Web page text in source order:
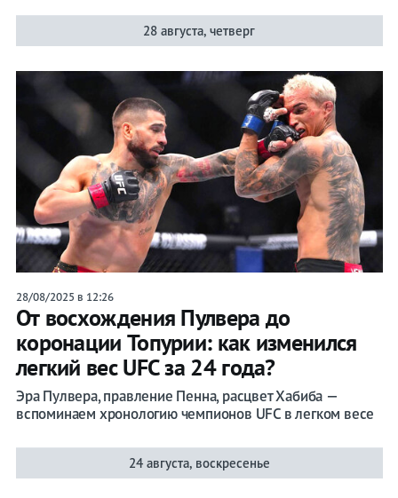
28 августа, четверг
28/08/2025 в 12:26
От восхождения Пулвера до
коронации Топурии: как изменился
легкий вес UFC за 24 года?
Эра Пулвера, правление Пенна, расцвет Хабиба —
вспоминаем хронологию чемпионов UFC в легком весе
24 августа, воскресенье